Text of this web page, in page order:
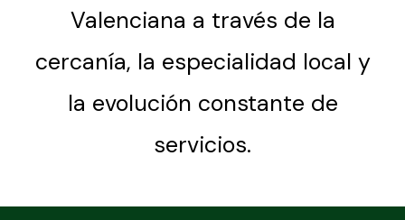
Valenciana a través de la
cercanía, la especialidad local y
la evolución constante de
servicios.